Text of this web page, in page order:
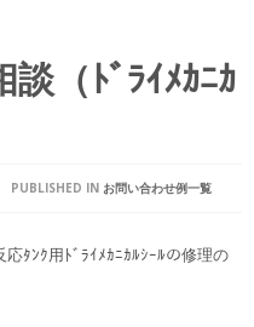
（ﾄﾞﾗｲﾒｶﾆｶ
PUBLISHED IN お問い合わせ例一覧
ﾀﾝｸ用ﾄﾞﾗｲﾒｶﾆｶﾙｼｰﾙの修理の